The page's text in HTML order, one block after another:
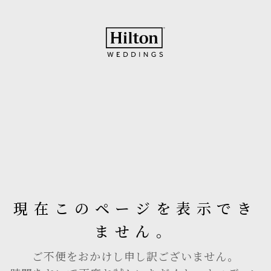
現在このページを表示でき
ません。
ご不便をおかけし申し訳ございません。